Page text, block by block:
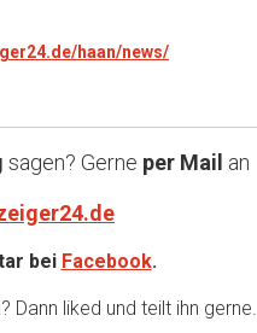
haan/news/
sagen? Gerne per Mail an
bei Facebook.
Dann liked und teilt ihn gerne.